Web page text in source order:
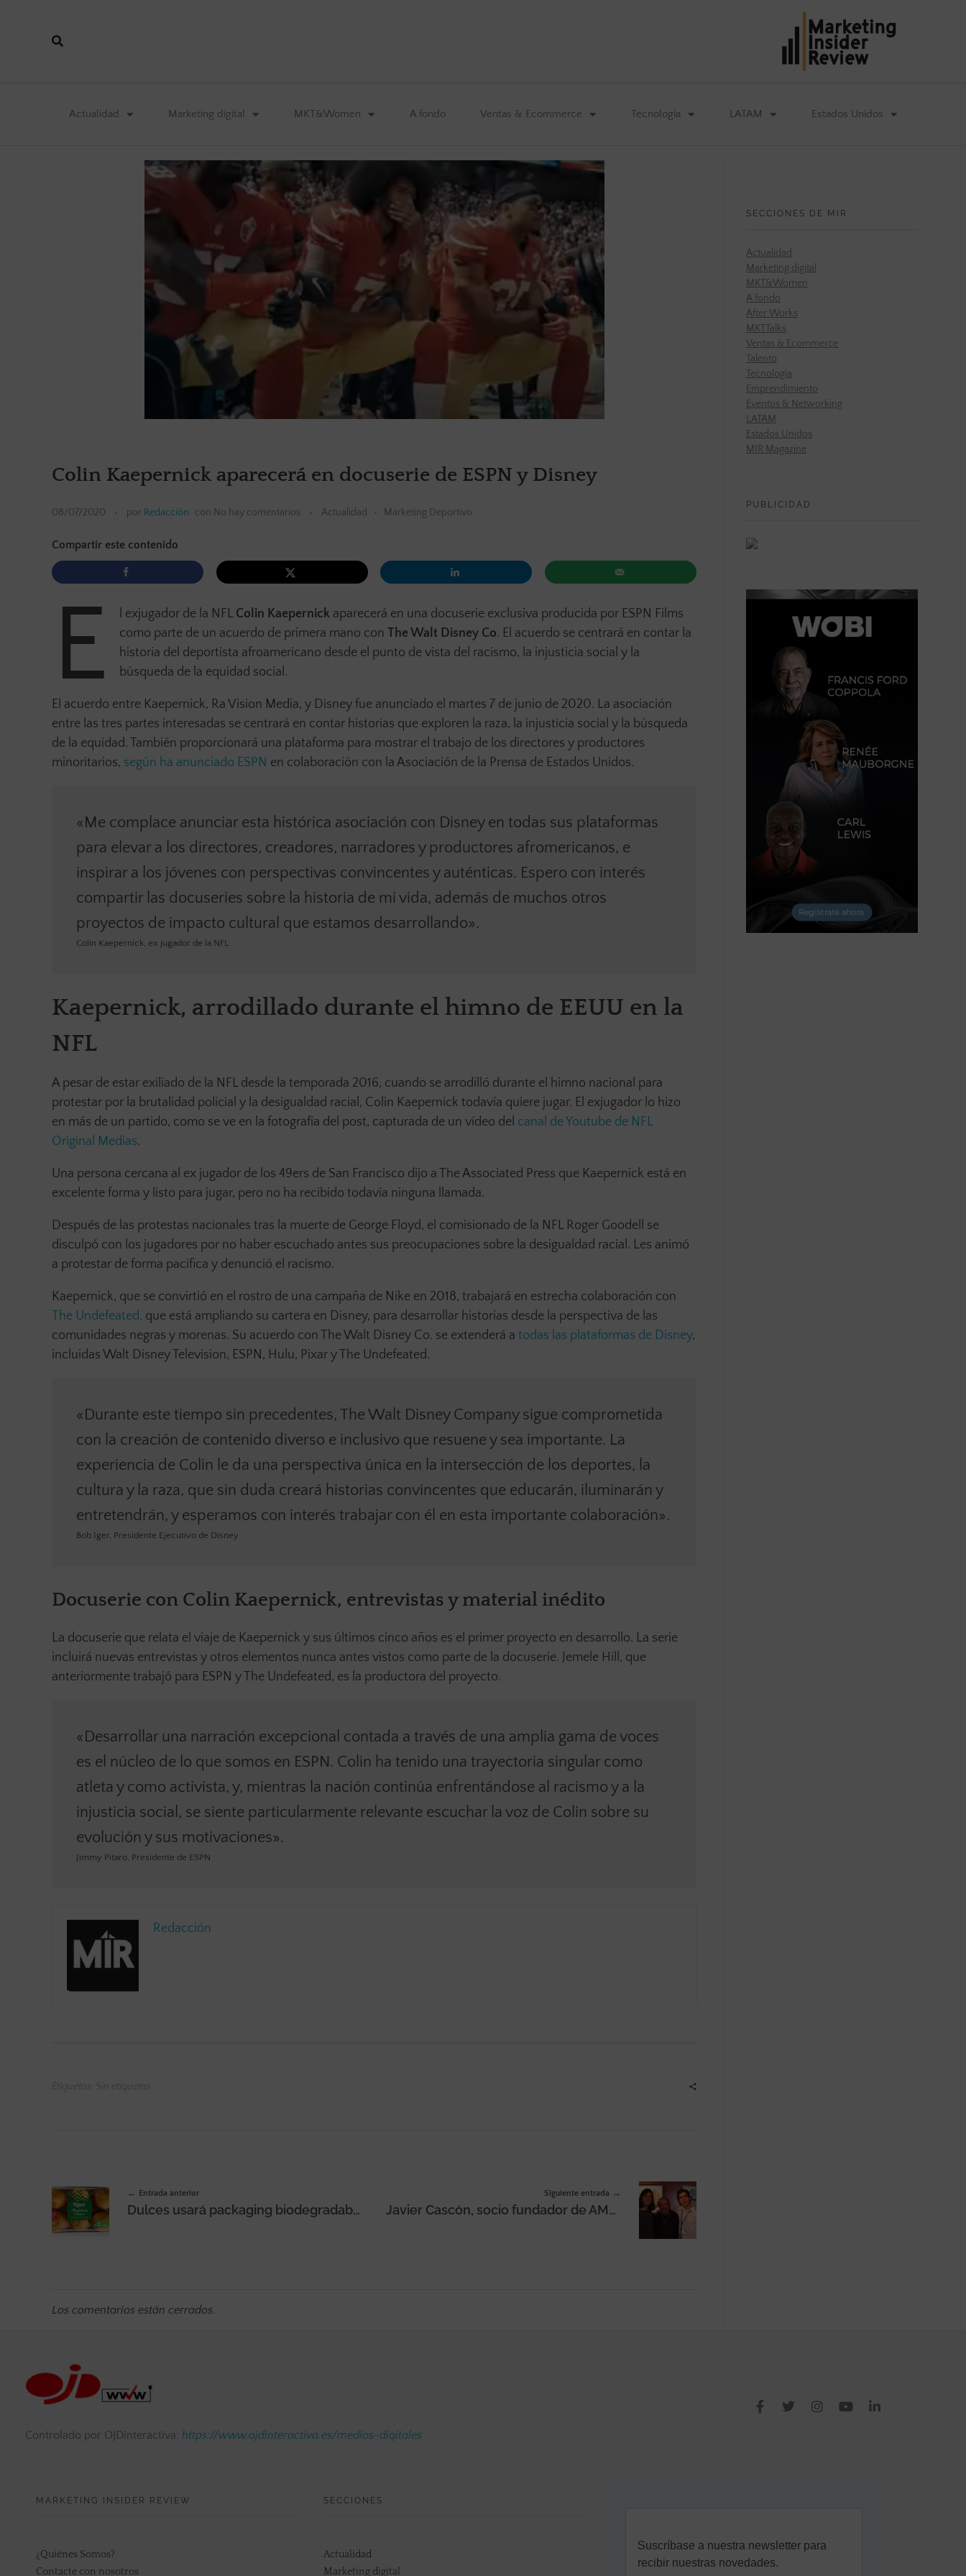
Actualidad Marketing digital MKT&Women A fondo Ventas & Ecommerce Tecnología LATAM Estados Unidos
Colin Kaepernick aparecerá en docuserie de ESPN y Disney
08/07/2020 por Redacción con No hay comentarios Actualidad Marketing Deportivo
Compartir este contenido
E l exjugador de la NFL Colin Kaepernick aparecerá en una docuserie exclusiva producida por ESPN Films
como parte de un acuerdo de primera mano conThe Walt Disney Co. El acuerdo se centrará en contar la
historia del deportista afroamericano desde el punto de vista del racismo, la injusticia social y la
búsqueda de la equidad social.
El acuerdo entre Kaepernick, Ra Vision Media, y Disney fue anunciado el martes 7 de junio de 2020. La asociación
entre las tres partes interesadas se centrará en contar historias que exploren la raza, la injusticia social y la búsqueda
de la equidad. También proporcionará una plataforma para mostrar el trabajo de los directores y productores
minoritarios, según ha anunciado ESPN en colaboración con la Asociación de la Prensa de Estados Unidos.
«Me complace anunciar esta histórica asociación con Disney en todas sus plataformas
para elevar a los directores, creadores, narradores y productores afromericanos, e
inspirar a los jóvenes con perspectivas convincentes y auténticas. Espero con interés
compartir las docuseries sobre la historia de mi vida, además de muchos otros
proyectos de impacto cultural que estamos desarrollando».
Colin Kaepernick, ex jugador de la NFL
Kaepernick, arrodillado durante el himno de EEUU en la
NFL
A pesar de estar exiliado de la NFL desde la temporada 2016, cuando se arrodilló durante el himno nacional para
protestar por la brutalidad policial y la desigualdad racial, Colin Kaepernick todavía quiere jugar. El exjugador lo hizo
en más de un partido, como se ve en la fotografía del post, capturada de un vídeo del canal de Youtube de NFL
Original Medias.
Una persona cercana al ex jugador de los 49ers de San Francisco dijo a The Associated Press que Kaepernick está en
excelente forma y listo para jugar, pero no ha recibido todavía ninguna llamada.
Después de las protestas nacionales tras la muerte de George Floyd, el comisionado de la NFL Roger Goodell se
disculpó con los jugadores por no haber escuchado antes sus preocupaciones sobre la desigualdad racial. Les animó
a protestar de forma pacífica y denunció el racismo.
Kaepernick, que se convirtió en el rostro de una campaña de Nike en 2018, trabajará en estrecha colaboración con
The Undefeated, que está ampliando su cartera en Disney, para desarrollar historias desde la perspectiva de las
comunidades negras y morenas. Su acuerdo con The Walt Disney Co. se extenderá a todas las plataformas de Disney,
incluidas Walt Disney Television, ESPN, Hulu, Pixar y The Undefeated.
«Durante este tiempo sin precedentes, The Walt Disney Company sigue comprometida
con la creación de contenido diverso e inclusivo que resuene y sea importante. La
experiencia de Colin le da una perspectiva única en la intersección de los deportes, la
cultura y la raza, que sin duda creará historias convincentes que educarán, iluminarán y
entretendrán, y esperamos con interés trabajar con él en esta importante colaboración».
Bob Iger, Presidente Ejecutivo de Disney
Docuserie con Colin Kaepernick, entrevistas y material inédito
La docuserie que relata el viaje de Kaepernick y sus últimos cinco años es el primer proyecto en desarrollo. La serie
incluirá nuevas entrevistas y otros elementos nunca antes vistos como parte de la docuserie. Jemele Hill, que
anteriormente trabajó para ESPN y The Undefeated, es la productora del proyecto.
«Desarrollar una narración excepcional contada a través de una amplia gama de voces
es el núcleo de lo que somos en ESPN. Colin ha tenido una trayectoria singular como
atleta y como activista, y, mientras la nación continúa enfrentándose al racismo y a la
injusticia social, se siente particularmente relevante escuchar la voz de Colin sobre su
evolución y sus motivaciones».
Jimmy Pitaro, Presidente de ESPN
Redacción
Etiquetas: Sin etiquetas
Entrada anterior
Dulces usará packaging biodegradable en todos sus productos
Siguiente entrada
Javier Cascón, socio fundador de AMAQTEDU: «El mundo del marketing en las iniciativas solidarias necesita profesionalizarse»
Los comentarios están cerrados.
SECCIONES DE MIR
Actualidad
Marketing digital
MKT&Women
A fondo
After Works
MKTTalks
Ventas & Ecommerce
Talento
Tecnología
Emprendimiento
Eventos & Networking
LATAM
Estados Unidos
MIR Magazine
PUBLICIDAD
Controlado por OJDinteractiva: https://www.ojdinteractiva.es/medios-digitales
MARKETING INSIDER REVIEW
¿Quiénes Somos?
Contacte con nosotros
SECCIONES
Actualidad
Marketing digital